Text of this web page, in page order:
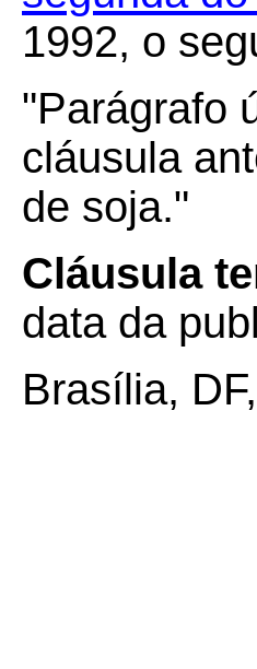
1992, o
"Parágrafo
cláusula
de soja."
Cláusula
data da
Brasília,